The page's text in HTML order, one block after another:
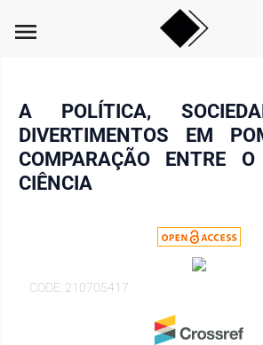
menu
A POLÍTICA,
DIVERTIMENTOS EM
COMPARAÇÃO ENTRE
CIÊNCIA
CODE: 210705417